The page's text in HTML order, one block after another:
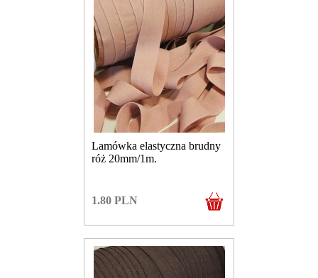
Lamówka elastyczna brudny
róż 20mm/1m.
1.80 PLN